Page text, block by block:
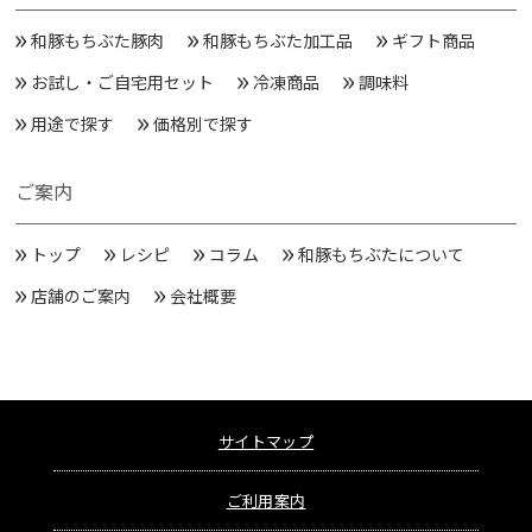
和豚もちぶた豚肉 和豚もちぶた加工品
ギフト商品
お試し・ご自宅用セット
冷凍商品
調味料
用途で探す
価格別で探す
ご案内
トップ レシピ コラム
和豚もちぶたについて
店舗のご案内
会社概要
サイトマップ
ご利用案内